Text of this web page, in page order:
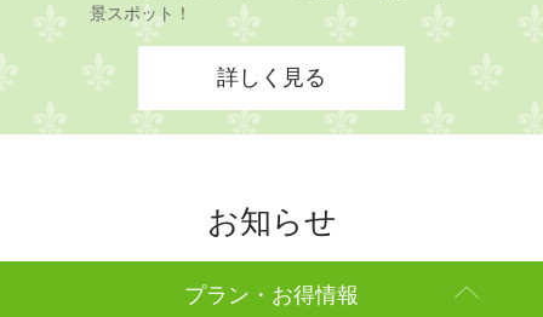
景スポット！
詳しく見る
お知らせ
プラン・お得情報